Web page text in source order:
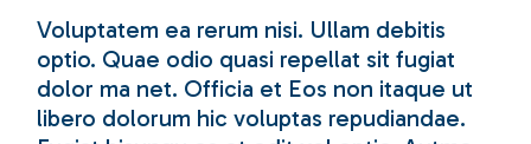
Voluptatem ea rerum nisi. Ullam debitis
optio. Quae odio quasi repellat sit fugiat
dolor ma net. Officia et Eos non itaque ut
libero dolorum hic voluptas repudiandae.